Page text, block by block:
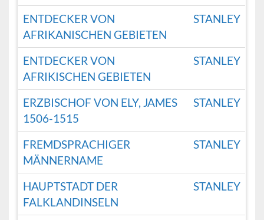
ENTDECKER VON
AFRIKANISCHEN GEBIETEN
STANLEY
ENTDECKER VON
AFRIKISCHEN GEBIETEN
STANLEY
ERZBISCHOF VON ELY, JAMES
1506-1515
STANLEY
FREMDSPRACHIGER
MÄNNERNAME
STANLEY
HAUPTSTADT DER
FALKLANDINSELN
STANLEY